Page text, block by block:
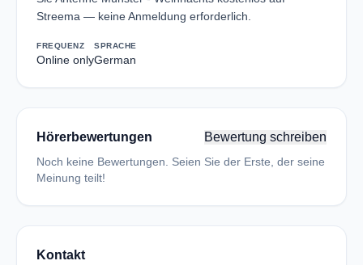
Streema — keine Anmeldung erforderlich.
FREQUENZ
Online only
SPRACHE
German
Hörerbewertungen Bewertung schreiben
Noch keine Bewertungen. Seien Sie der Erste, der seine
Meinung teilt!
Kontakt